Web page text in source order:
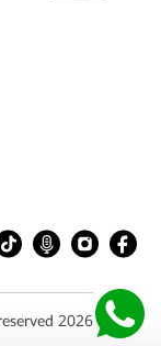
2026 © |